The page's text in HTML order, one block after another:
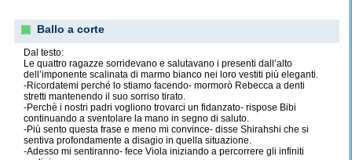
Ballo a corte
Dal testo:
Le quattro ragazze sorridevano e salutavano i presenti dall’alto
dell’imponente scalinata di marmo bianco nei loro vestiti più eleganti.
-Ricordatemi perché lo stiamo facendo- mormorò Rebecca a denti
stretti mantenendo il suo sorriso tirato.
-Perchè i nostri padri vogliono trovarci un fidanzato- rispose Bibi
continuando a sventolare la mano in segno di saluto.
-Più sento questa frase e meno mi convince- disse Shirahshi che si
sentiva profondamente a disagio in quella situazione.
-Adesso mi sentiranno- fece Viola iniziando a percorrere gli infiniti